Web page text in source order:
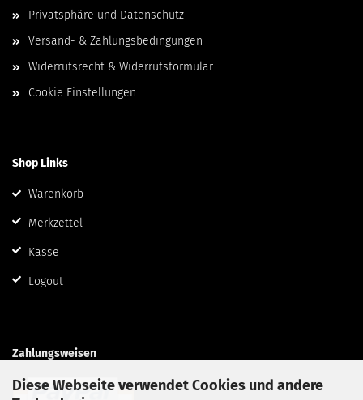
Diese Webseite verwendet Cookies und andere
Privatsphäre und Datenschutz
Versand- & Zahlungsbedingungen
Widerrufsrecht & Widerrufsformular
Cookie Einstellungen
Shop Links
Warenkorb
Merkzettel
Kasse
Logout
Zahlungsweisen